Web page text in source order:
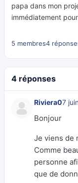
papa dans mon
immédiatement
5 membres4
4 réponses
Riviera07
Bonjour
Je viens de
Comme
personne
que de